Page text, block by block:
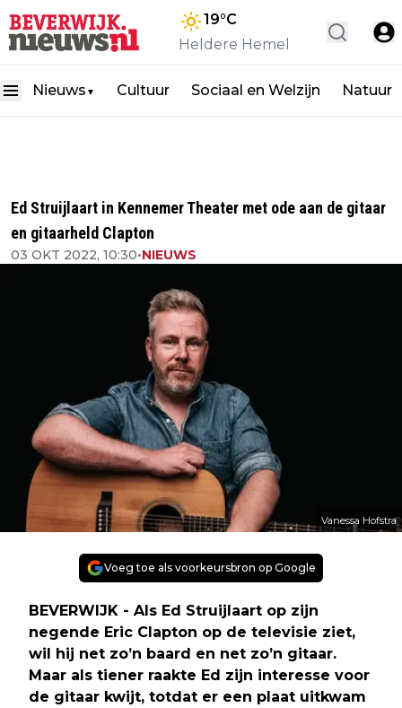
19°C
Heldere Hemel
Nieuws ▼ Cultuur Sociaal en Welzijn Natuur
Ed Struijlaart in Kennemer Theater met ode aan de gitaar
en gitaarheld Clapton
03 OKT 2022, 10:30•NIEUWS
Vanessa Hofstra
Voeg toe als voorkeursbron op Google
BEVERWIJK - Als Ed Struijlaart op zijn
negende Eric Clapton op de televisie ziet,
wil hij net zo’n baard en net zo’n gitaar.
Maar als tiener raakte Ed zijn interesse voor
de gitaar kwijt, totdat er een plaat uitkwam